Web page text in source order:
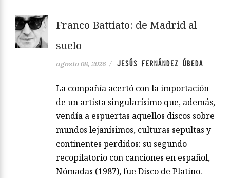
Franco Battiato: de Madrid al
suelo
agosto 08, 2026 / JESÚS FERNÁNDEZ ÚBEDA
La compañía acertó con la importación
de un artista singularísimo que, además,
vendía a espuertas aquellos discos sobre
mundos lejanísimos, culturas sepultas y
continentes perdidos: su segundo
recopilatorio con canciones en español,
Nómadas (1987), fue Disco de Platino.